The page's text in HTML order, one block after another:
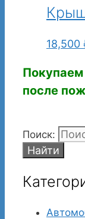
18,500
после
Поиск: